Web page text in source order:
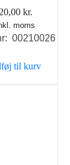
20,00kr.
moms
00210026
til kurv